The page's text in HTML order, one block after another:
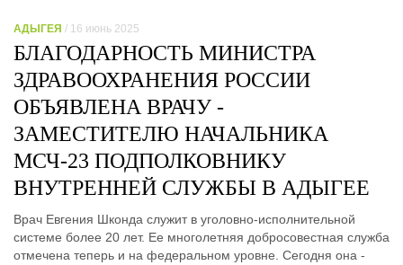
АДЫГЕЯ / 16 июнь 2025
БЛАГОДАРНОСТЬ МИНИСТРА
ЗДРАВООХРАНЕНИЯ РОССИИ
ОБЪЯВЛЕНА ВРАЧУ -
ЗАМЕСТИТЕЛЮ НАЧАЛЬНИКА
МСЧ-23 ПОДПОЛКОВНИКУ
ВНУТРЕННЕЙ СЛУЖБЫ В АДЫГЕЕ
Врач Евгения Шконда служит в уголовно-исполнительной
системе более 20 лет. Ее многолетняя добросовестная служба
отмечена теперь и на федеральном уровне. Сегодня она -